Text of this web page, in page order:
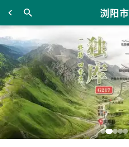
浏阳市